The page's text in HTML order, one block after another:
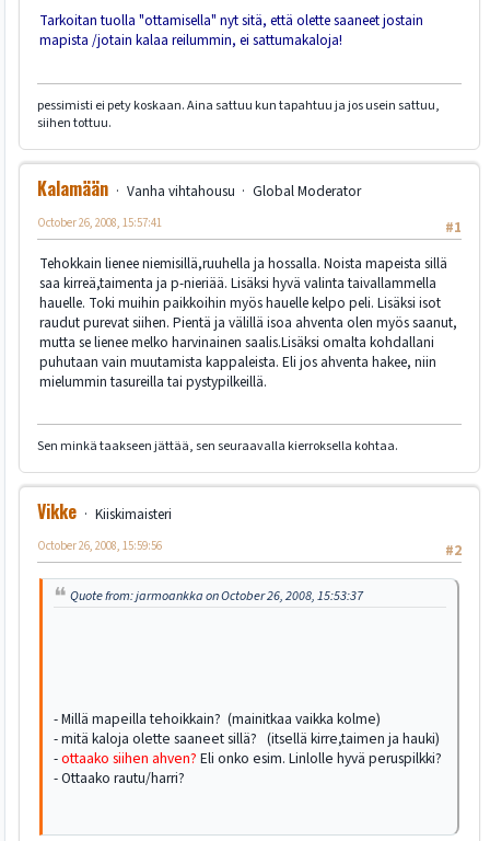
Tarkoitan tuolla "ottamisella" nyt sitä, että olette saaneet jostain
mapista /jotain kalaa reilummin, ei sattumakaloja!
pessimisti ei pety koskaan. Aina sattuu kun tapahtuu ja jos usein sattuu,
siihen tottuu.
Kalamään Vanha vihtahousu
Global Moderator
#1
October 26, 2008, 15:57:41
Tehokkain lienee niemisillä,ruuhella ja hossalla. Noista mapeista sillä
saa kirreä,taimenta ja p-nieriää. Lisäksi hyvä valinta taivallammella
hauelle. Toki muihin paikkoihin myös hauelle kelpo peli. Lisäksi isot
raudut purevat siihen. Pientä ja välillä isoa ahventa olen myös saanut,
mutta se lienee melko harvinainen saalis.Lisäksi omalta kohdallani
puhutaan vain muutamista kappaleista. Eli jos ahventa hakee, niin
mielummin tasureilla tai pystypilkeillä.
Sen minkä taakseen jättää, sen seuraavalla kierroksella kohtaa.
Vikke
Kiiskimaisteri
#2
October 26, 2008, 15:59:56
Quote from: jarmoankka on October 26, 2008, 15:53:37
- Millä mapeilla tehoikkain? (mainitkaa vaikka kolme)
- mitä kaloja olette saaneet sillä? (itsellä kirre,taimen ja hauki)
-ottaako siihen ahven? Eli onko esim. Linlolle hyvä peruspilkki?
- Ottaako rautu/harri?